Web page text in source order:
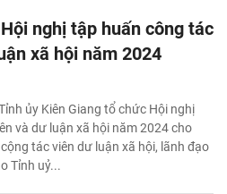
nghị tập huấn công tác
xã hội năm 2024
ủy Kiên Giang tổ chức Hội nghị
và dư luận xã hội năm 2024 cho
tác viên dư luận xã hội, lãnh đạo
Tỉnh uỷ...